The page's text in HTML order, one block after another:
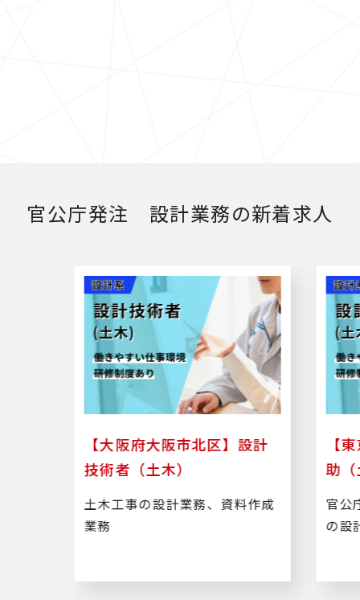
官公庁発注 設計業務の新着求人
【大阪府大阪市北区】設計
技術者（土木）
土木工事の設計業務、資料作成
業務
【
助
官公
の設